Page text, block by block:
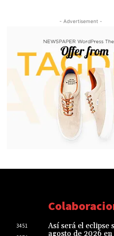
- Advertisement -
3451
Así será el eclipse
agosto de 2026